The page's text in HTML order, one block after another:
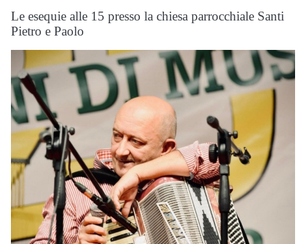
Le esequie alle 15 presso la chiesa parrocchiale Santi
Pietro e Paolo